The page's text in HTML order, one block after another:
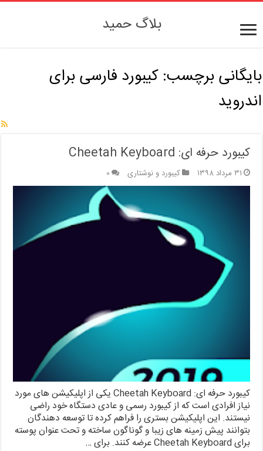
بلاگ حمید
بایگانی برچسب:کیبورد فارسی برای
اندروید
کیبورد حرفه ای: Cheetah Keyboard
۳۱ مرداد ۱۳۹۸ کیبورد و نوشتاری ۰
کیبورد حرفه ای: Cheetah Keyboard یکی از اپلیکیشن های مورد
نیاز افرادی است که از کیبورد رسمی و عادی دستگاه خود راضی
نیستند. این اپلیکیشن بستری را فراهم کرده تا توسعه دهندگان
بتوانند پیش زمینه های زیبا و گوناگون ساخته و تحت عنوان پوسته
برای Cheetah Keyboard عرضه کنند. برای …